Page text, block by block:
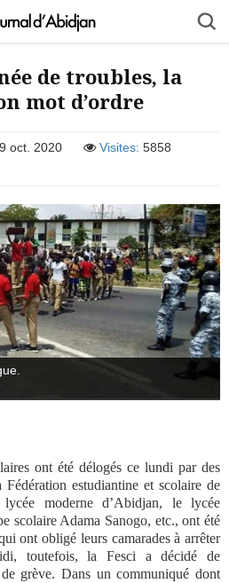
de troubles, la
mot d’ordre
oct. 2020 Visites: 5858
ont été délogés ce lundi par des
estudiantine et scolaire de
moderne d’Abidjan, le lycée
scolaire Adama Sanogo, etc., ont été
ont obligé leurs camarades à arrêter
toutefois, la Fesci a décidé de
grève. Dans un communiqué dont